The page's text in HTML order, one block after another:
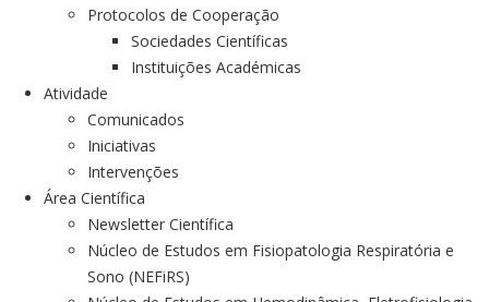
Protocolos de Cooperação
Sociedades Científicas
Instituições Académicas
Atividade
Comunicados
Iniciativas
Intervenções
Área Científica
Newsletter Científica
Núcleo de Estudos em Fisiopatologia Respiratória e
Sono (NEFiRS)